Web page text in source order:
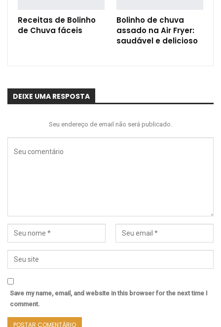
Receitas de Bolinho
de Chuva fáceis
Bolinho de chuva
assado na Air Fryer:
saudável e delicioso
DEIXE UMA RESPOSTA
Seu endereço de email não será publicado.
Save my name, email, and website in this browser for the next time I
comment.